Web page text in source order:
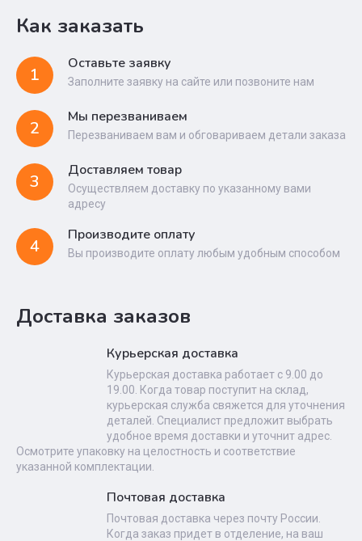
Как заказать
1
Оставьте заявку
Заполните заявку на сайте или позвоните нам
2
Мы перезваниваем
Перезваниваем вам и обговариваем детали заказа
3
Доставляем товар
Осуществляем доставку по указанному вами
адресу
4
Производите оплату
Вы производите оплату любым удобным способом
Доставка заказов
Курьерская доставка
Курьерская доставка работает с 9.00 до
19.00. Когда товар поступит на склад,
курьерская служба свяжется для уточнения
деталей. Специалист предложит выбрать
удобное время доставки и уточнит адрес.
Осмотрите упаковку на целостность и соответствие
указанной комплектации.
Почтовая доставка
Почтовая доставка через почту России.
Когда заказ придет в отделение, на ваш